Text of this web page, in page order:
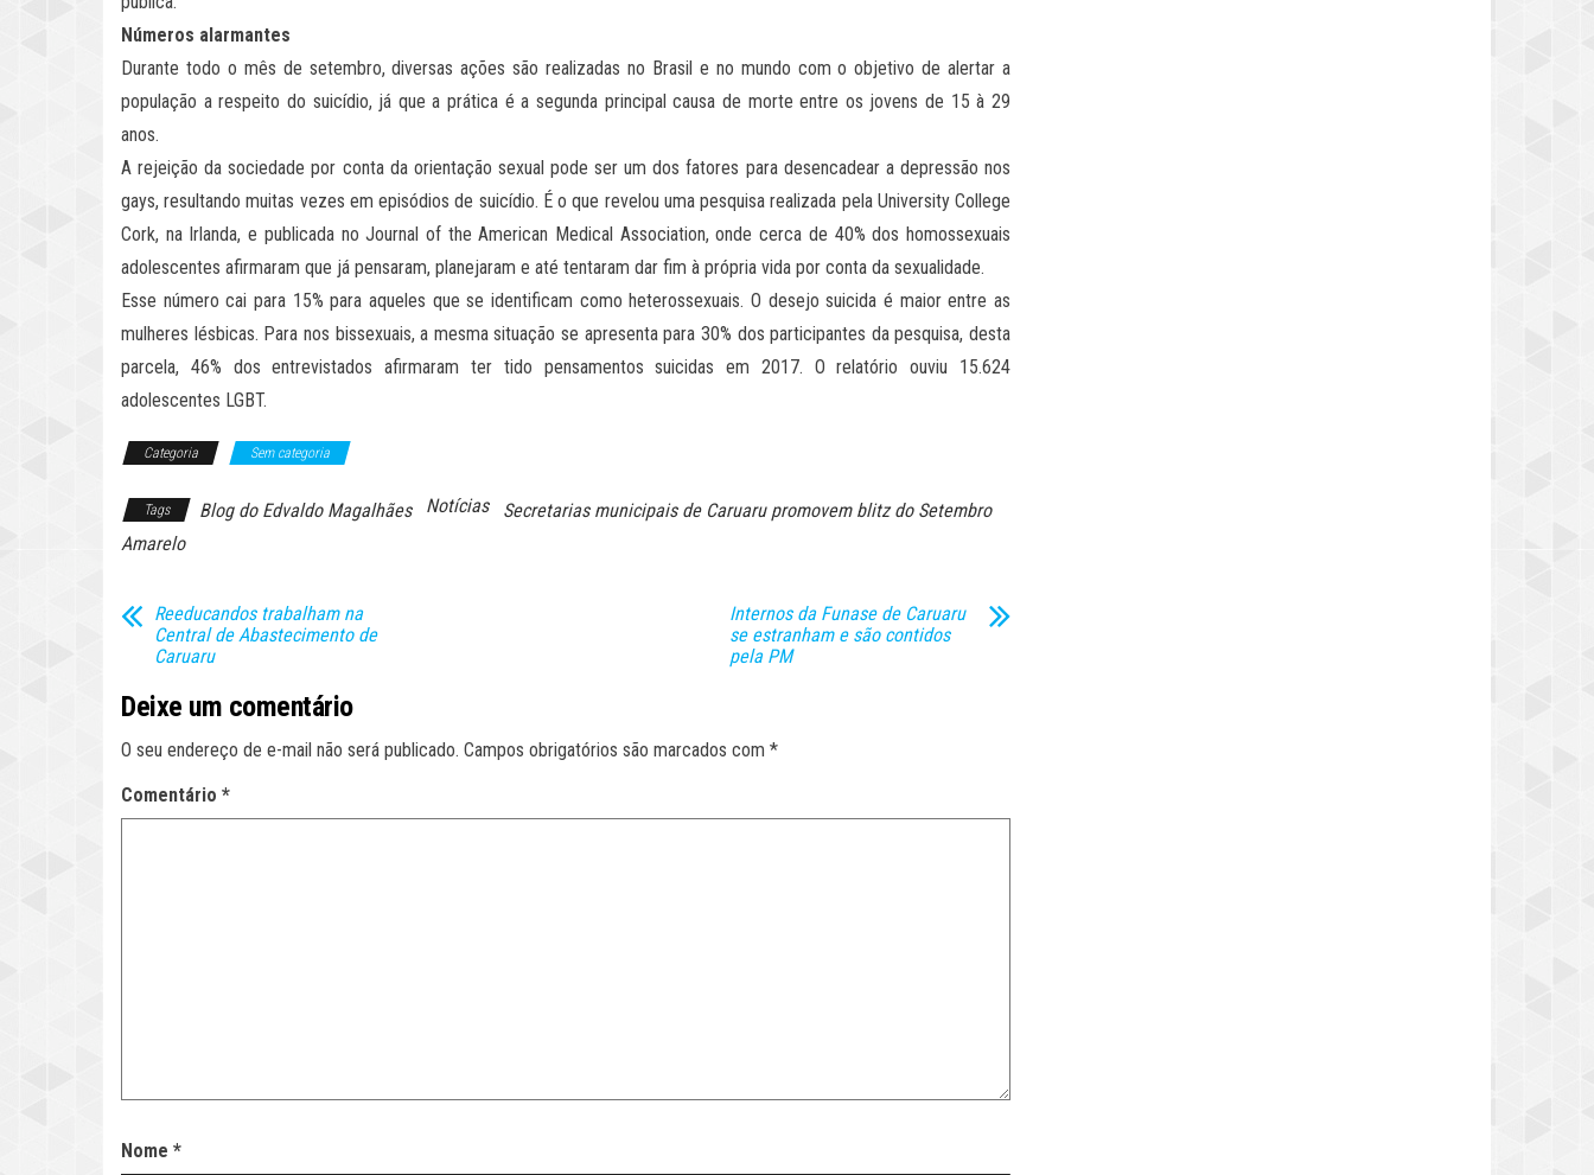
Números alarmantes
Durante todo o mês de setembro, diversas ações são realizadas no Brasil e no mundo com o objetivo de alertar a
população a respeito do suicídio, já que a prática é a segunda principal causa de morte entre os jovens de 15 à 29
anos.
A rejeição da sociedade por conta da orientação sexual pode ser um dos fatores para desencadear a depressão nos
gays, resultando muitas vezes em episódios de suicídio. É o que revelou uma pesquisa realizada pela University College
Cork, na Irlanda, e publicada no Journal of the American Medical Association, onde cerca de 40% dos homossexuais
adolescentes afirmaram que já pensaram, planejaram e até tentaram dar fim à própria vida por conta da sexualidade.
Esse número cai para 15% para aqueles que se identificam como heterossexuais. O desejo suicida é maior entre as
mulheres lésbicas. Para nos bissexuais, a mesma situação se apresenta para 30% dos participantes da pesquisa, desta
parcela, 46% dos entrevistados afirmaram ter tido pensamentos suicidas em 2017. O relatório ouviu 15.624
adolescentes LGBT.
Categoria Sem categoria
Tags Blog do Edvaldo Magalhães Notícias
Secretarias municipais de Caruaru promovem blitz do Setembro
Amarelo
Reeducandos trabalham na
Central de Abastecimento de
Caruaru
Internos da Funase de Caruaru
se estranham e são contidos
pela PM
Deixe um comentário
O seu endereço de e-mail não será publicado. Campos obrigatórios são marcados com *
Comentário *
Nome *